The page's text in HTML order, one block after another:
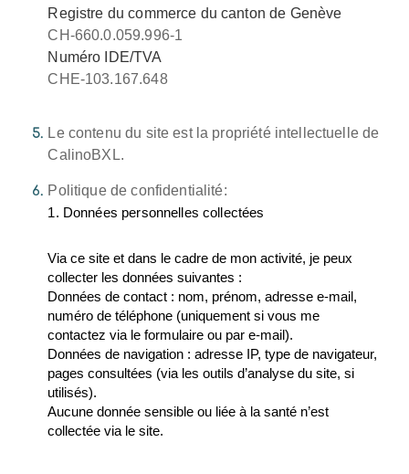
Registre du commerce du canton de Genève
CH-660.0.059.996-1
Numéro IDE/TVA
CHE-103.167.648
Le contenu du site est la propriété intellectuelle de
CalinoBXL.
Politique de confidentialité:
1. Données personnelles collectées
Via ce site et dans le cadre de mon activité, je peux
collecter les données suivantes :
Données de contact : nom, prénom, adresse e-mail,
numéro de téléphone (uniquement si vous me
contactez via le formulaire ou par e-mail).
Données de navigation : adresse IP, type de navigateur,
pages consultées (via les outils d’analyse du site, si
utilisés).
Aucune donnée sensible ou liée à la santé n’est
collectée via le site.